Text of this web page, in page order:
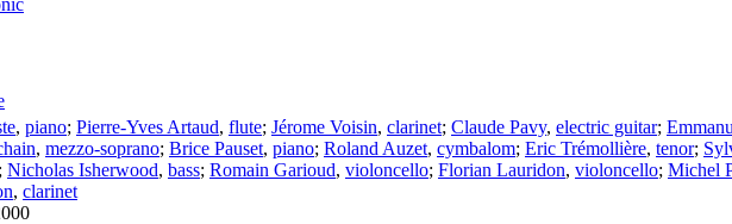
, piano; Pierre-Yves Artaud, flute; Jérome Voisin, clarinet; Claude Pavy, electric guitar;
, mezzo-soprano; Brice Pauset, piano; Roland Auzet, cymbalom; Eric Trémollière, tenor;
; Nicholas Isherwood, bass; Romain Garioud, violoncello; Florian Lauridon, violoncello; Michel
, clarinet